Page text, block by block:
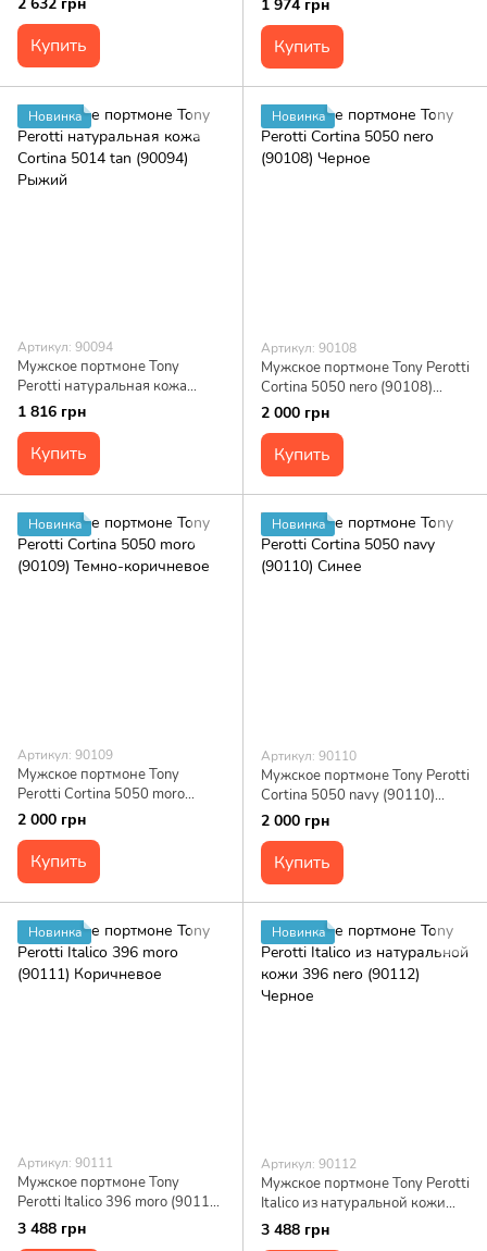
Купить
1 974 грн
Купить
Новинка
Артикул: 90094
Мужское портмоне Tony
Perotti натуральная кожа
Cortina 5014 tan (90094)
1 816 грн
Купить
Новинка
Артикул: 90108
Мужское портмоне Tony Perotti
Cortina 5050 nero (90108)
Черное
2 000 грн
Купить
Новинка
Артикул: 90109
Мужское портмоне Tony
Perotti Cortina 5050 moro
(90109) Темно-коричневое
2 000 грн
Купить
Новинка
Артикул: 90110
Мужское портмоне Tony Perotti
Cortina 5050 navy (90110)
Синее
2 000 грн
Купить
Новинка
Артикул: 90111
Мужское портмоне Tony
Perotti Italico 396 moro (90111)
Коричневое
3 488 грн
Новинка
Артикул: 90112
Мужское портмоне Tony Perotti
Italico из натуральной кожи
396 nero (90112) Черное
3 488 грн